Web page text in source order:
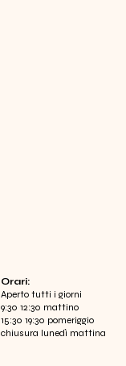
​Orari:
Aperto tutti i giorni
9:30 12:30 mattino
15:30 19:30 pomeriggio
chiusura lunedì mattina